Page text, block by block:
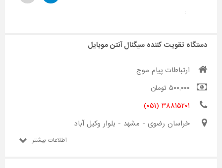
:
دستگاه تقویت کننده سیگنال آنتن موبایل
ارتباطات پیام موج
۵۰۰,۰۰۰ تومان
۳۸۸۱۵۲۰۱ (۰۵۱)
خراسان رضوی - مشهد - بلوار وکیل آباد
اطلاعات بیشتر